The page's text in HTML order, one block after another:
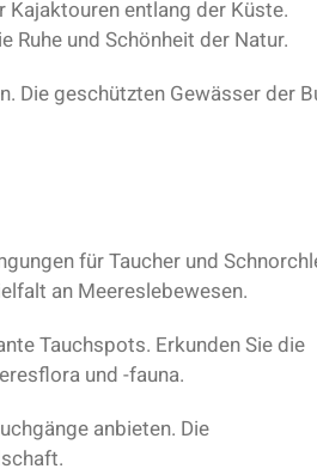
entlang der Küste.
Ruhe und Schönheit der Natur.
Die geschützten Gewässer der
für Taucher und
an Meereslebewesen.
Tauchspots. Erkunden Sie die
und -fauna.
anbieten. Die